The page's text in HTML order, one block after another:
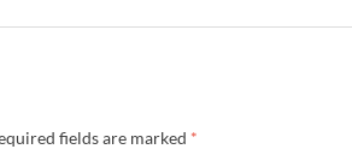
fields are marked *